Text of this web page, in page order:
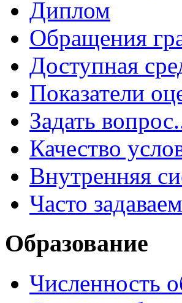
Диплом
Обращения
Доступная
Показатели
Задать
Качество
Внутренняя
Часто
Образование
Численность